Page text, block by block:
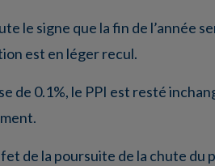
le signe que la fin de l’année
est en léger recul.
de 0.1%, le PPI est resté
de la poursuite de la chute